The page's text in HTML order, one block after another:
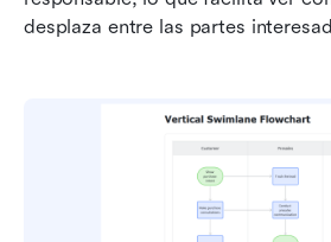
desplaza entre las partes